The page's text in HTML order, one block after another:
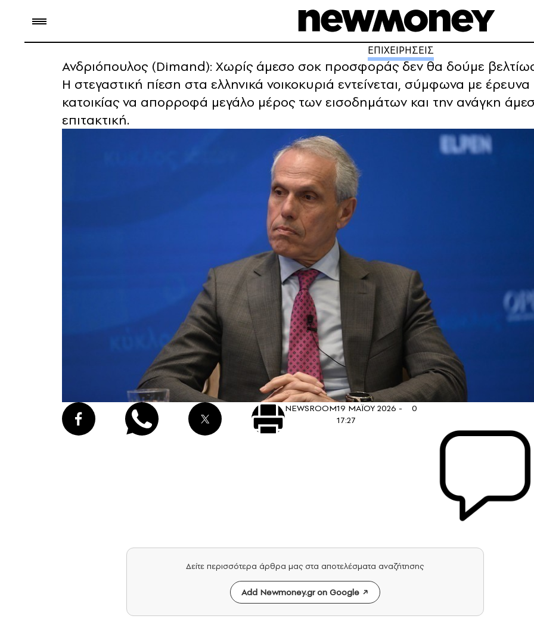
ΕΠΙΧΕΙΡΗΣΕΙΣ
Ανδριόπουλος (Dimand): Χωρίς άμεσο σοκ προσφοράς δεν θα δούμε
Η στεγαστική πίεση στα ελληνικά νοικοκυριά εντείνεται, σύμφωνα με
κατοικίας να απορροφά μεγάλο μέρος των εισοδημάτων και την ανάγκη
επιτακτική.
NEWSROOM19 ΜΑΪΟΥ 2026 -
17:27
0
Δείτε περισσότερα άρθρα μας στα αποτελέσματα αναζήτησης
Add Newmoney.gr on Google